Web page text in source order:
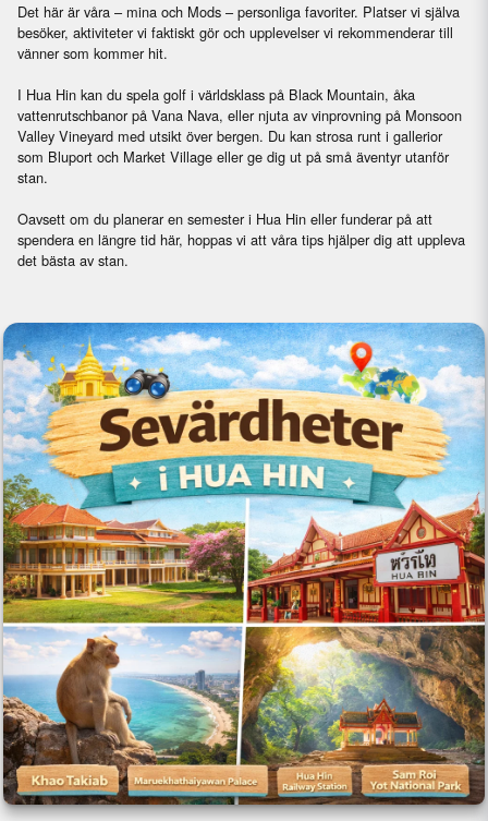
Det här är våra – mina och Mods – personliga favoriter. Platser vi själva
besöker, aktiviteter vi faktiskt gör och upplevelser vi rekommenderar till
vänner som kommer hit.
I Hua Hin kan du spela golf i världsklass på Black Mountain, åka
vattenrutschbanor på Vana Nava, eller njuta av vinprovning på Monsoon
Valley Vineyard med utsikt över bergen. Du kan strosa runt i gallerior
som Bluport och Market Village eller ge dig ut på små äventyr utanför
stan.
Oavsett om du planerar en semester i Hua Hin eller funderar på att
spendera en längre tid här, hoppas vi att våra tips hjälper dig att uppleva
det bästa av stan.